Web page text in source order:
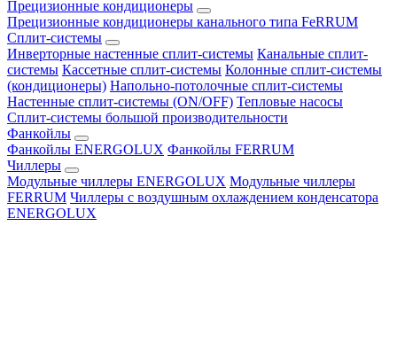
Прецизионные кондиционеры
Прецизионные кондиционеры канального типа FeRRUM
Сплит-системы
Инверторные настенные сплит-системы Канальные сплит-
системы Кассетные сплит-системы Колонные сплит-системы
(кондиционеры) Напольно-потолочные сплит-системы
Настенные сплит-системы (ON/OFF) Тепловые насосы
Сплит-системы большой производительности
Фанкойлы
Фанкойлы ENERGOLUX Фанкойлы FERRUM
Чиллеры
Модульные чиллеры ENERGOLUX Модульные чиллеры
FERRUM Чиллеры с воздушным охлаждением конденсатора
ENERGOLUX